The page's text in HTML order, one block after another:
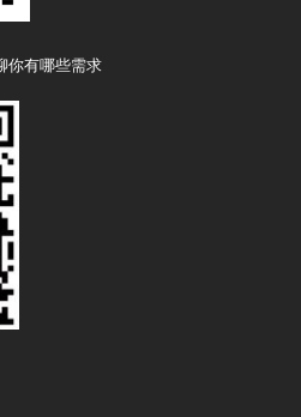
你有哪些需求